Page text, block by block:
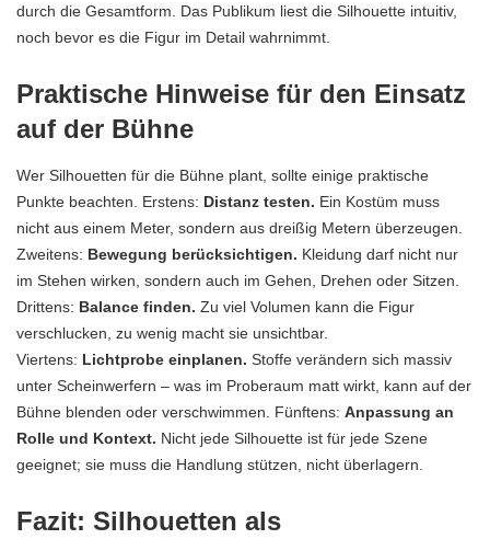
durch die Gesamtform. Das Publikum liest die Silhouette intuitiv,
noch bevor es die Figur im Detail wahrnimmt.
Praktische Hinweise für den Einsatz
auf der Bühne
Wer Silhouetten für die Bühne plant, sollte einige praktische
Punkte beachten. Erstens: Distanz testen. Ein Kostüm muss
nicht aus einem Meter, sondern aus dreißig Metern überzeugen.
Zweitens: Bewegung berücksichtigen. Kleidung darf nicht nur
im Stehen wirken, sondern auch im Gehen, Drehen oder Sitzen.
Drittens: Balance finden. Zu viel Volumen kann die Figur
verschlucken, zu wenig macht sie unsichtbar.
Viertens: Lichtprobe einplanen. Stoffe verändern sich massiv
unter Scheinwerfern – was im Proberaum matt wirkt, kann auf der
Bühne blenden oder verschwimmen. Fünftens: Anpassung an
Rolle und Kontext. Nicht jede Silhouette ist für jede Szene
geeignet; sie muss die Handlung stützen, nicht überlagern.
Fazit: Silhouetten als